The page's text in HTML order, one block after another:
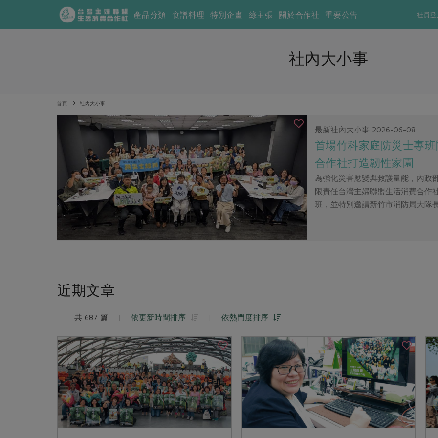
社員登
產品分類 食譜料理 特別企畫 綠主張 關於合作社 重要公告
社內大小事
首頁 社內大小事
最新社內大小事 2026-06-08
首場竹科家庭防災士專
合作社打造韌性家園
為強化災害應變與救護量能，內政
限責任台灣主婦聯盟生活消費合作
班，並特別邀請新竹市消防局大隊
近期文章
共 687 篇 | 依更新時間排序 | 依熱門度排序